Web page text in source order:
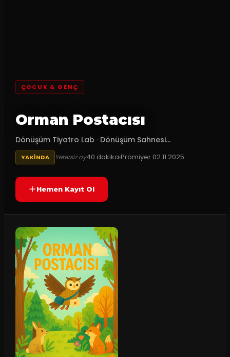
ÇOCUK & GENÇ
Orman Postacısı
Dönüşüm Tiyatro Lab · Dönüşüm Sahnesi...
YAKINDA Yetersiz oy40 dakikaPrömiyer 02.11.2025
Hemen Kayıt Ol